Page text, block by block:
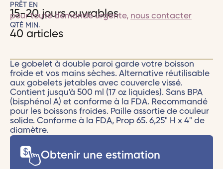
PRÊT EN
15-20 jours ouvrables
pour toute demande urgente, nous contacter
QTÉ MIN.
40 articles
Le gobelet à double paroi garde votre boisson
froide et vos mains sèches. Alternative réutilisable
aux gobelets jetables avec couvercle vissé.
Contient jusqu'à 500 ml (17 oz liquides). Sans BPA
(bisphénol A) et conforme à la FDA. Recommandé
pour les boissons froides. Paille assortie de couleur
solide. Conforme à la FDA, Prop 65. 6,25" H x 4" de
diamètre.
Obtenir une estimation